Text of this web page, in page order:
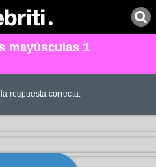
mayúsculas 1
respuesta correcta.